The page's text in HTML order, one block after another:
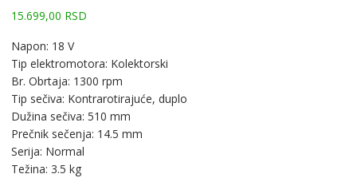
15.699,00 RSD
Napon: 18 V
Tip elektromotora: Kolektorski
Br. Obrtaja: 1300 rpm
Tip sečiva: Kontrarotirajuće, duplo
Dužina sečiva: 510 mm
Prečnik sečenja: 14.5 mm
Serija: Normal
Težina: 3.5 kg